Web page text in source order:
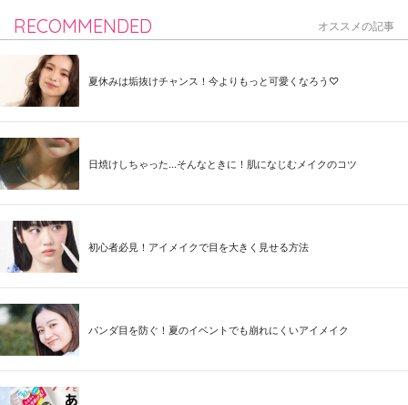
RECOMMENDED オススメの記事
夏休みは垢抜けチャンス！今よりもっと可愛くなろう♡
日焼けしちゃった...そんなときに！肌になじむメイクのコツ
初心者必見！アイメイクで目を大きく見せる方法
パンダ目を防ぐ！夏のイベントでも崩れにくいアイメイク